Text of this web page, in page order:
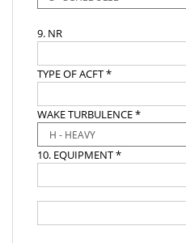
9. NR
TYPE OF ACFT *
WAKE TURBULENCE *
10. EQUIPMENT *